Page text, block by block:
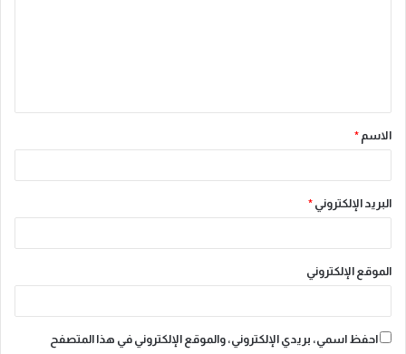
ق
*
الاسم *
البريد الإلكتروني *
الموقع الإلكتروني
احفظ اسمي، بريدي الإلكتروني، والموقع الإلكتروني في هذا المتصفح